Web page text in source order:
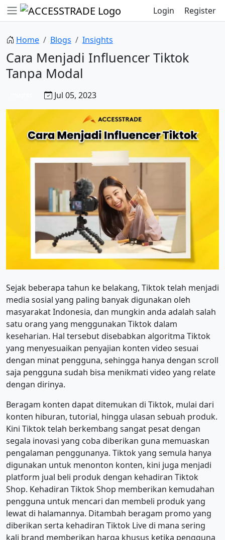
Login Register
Home Blogs Insights
Cara Menjadi Influencer Tiktok
Tanpa Modal
Jul 05, 2023
Sejak beberapa tahun ke belakang, Tiktok telah menjadi
media sosial yang paling banyak digunakan oleh
masyarakat Indonesia, dan mungkin anda adalah salah
satu orang yang menggunakan Tiktok dalam
keseharian. Hal tersebut disebabkan algoritma Tiktok
yang menyesuaikan penyajian konten video sesuai
dengan minat pengguna, sehingga hanya dengan scroll
saja pengguna sudah bisa menikmati video yang relate
dengan dirinya.
Beragam konten dapat ditemukan di Tiktok, mulai dari
konten hiburan, tutorial, hingga ulasan sebuah produk.
Kini Tiktok telah berkembang sangat pesat dengan
segala inovasi yang coba diberikan guna memuaskan
pengalaman penggunanya. Tiktok yang semula hanya
digunakan untuk menonton konten, kini juga menjadi
platform jual beli produk dengan kehadiran Tiktok
Shop. Kehadiran Tiktok Shop memberikan kemudahan
pengguna untuk mencari dan membeli produk yang
lewat di halamannya. Ditambah beragam promo yang
diberikan serta kehadiran Tiktok Live di mana sering
kali brand memberikan harga khusus ketika pengguna